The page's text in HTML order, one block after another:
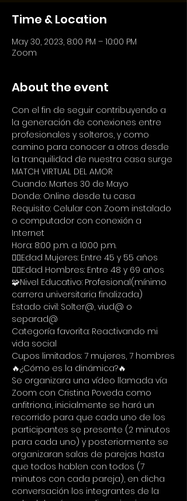
Time & Location
May 30, 2023, 8:00 PM – 10:00 PM
Zoom
About the event
Con el fin de seguir contribuyendo a
la generación de conexiones entre
profesionales y solteros, y como
camino para conocer a otros desde
la tranquilidad de nuestra casa surge
MATCH VIRTUAL DEL AMOR
Cuando: Martes 30 de Mayo
Donde: Online desde tu casa
Requisito: Celular con Zoom instalado
o computador con conexión a
Internet
Hora: 8:00 p.m. a 10:00 p.m.
🙋‍♀Edad Mujeres: Entre 45 y 55 años
🙋‍♂Edad Hombres: Entre 48 y 69 años
🧩Nivel Educativo: Profesional(mínimo
carrera universitaria finalizada)
Estado civil: Solter@, viud@ o
separad@
Categoría favorita: Reactivando mi
vida social
Cupos limitados: 7 mujeres, 7 hombres
🔥¿Cómo es la dinámica?🔥
Se organizara una vídeo llamada vía
Zoom con Cristina Poveda como
anfitriona, inicialmente se hará un
recorrido para que cada uno de los
participantes se presente (2 minutos
para cada uno) y posteriormente se
organizaran salas de parejas hasta
que todos hablen con todos (7
minutos con cada pareja), en dicha
conversación los integrantes de la